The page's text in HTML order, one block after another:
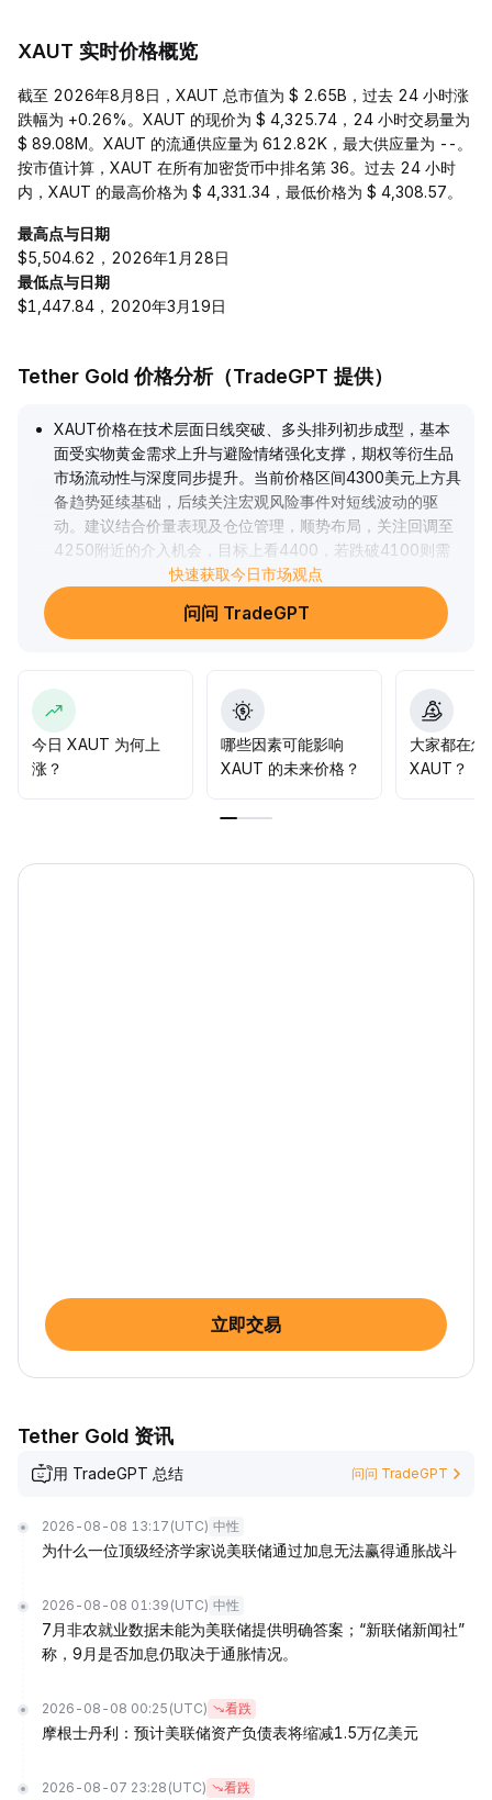
XAUT 实时价格概览
截至 2026年8月8日，XAUT 总市值为 $ 2.65B，过去 24 小时涨
跌幅为 +0.26%。XAUT 的现价为 $ 4,325.74，24 小时交易量为
$ 89.08M。XAUT 的流通供应量为 612.82K，最大供应量为 --。
按市值计算，XAUT 在所有加密货币中排名第 36。过去 24 小时
内，XAUT 的最高价格为 $ 4,331.34，最低价格为 $ 4,308.57。
最高点与日期
$5,504.62，2026年1月28日
最低点与日期
$1,447.84，2020年3月19日
Tether Gold 价格分析（TradeGPT 提供）
XAUT价格在技术层面日线突破、多头排列初步成型，基本
面受实物黄金需求上升与避险情绪强化支撑，期权等衍生品
市场流动性与深度同步提升。当前价格区间4300美元上方具
备趋势延续基础，后续关注宏观风险事件对短线波动的驱
动。建议结合价量表现及仓位管理，顺势布局，关注回调至
4250附近的介入机会，目标上看4400，若跌破4100则需
快速获取今日市场观点
问问 TradeGPT
今日 XAUT 为何上
涨？
哪些因素可能影响
XAUT 的未来价格？
大家都在怎
XAUT？
立即交易
Tether Gold 资讯
用 TradeGPT 总结 问问 TradeGPT
2026-08-08 13:17 (UTC) 中性
为什么一位顶级经济学家说美联储通过加息无法赢得通胀战斗
2026-08-08 01:39 (UTC) 中性
7月非农就业数据未能为美联储提供明确答案；“新联储新闻社”
称，9月是否加息仍取决于通胀情况。
2026-08-08 00:25 (UTC) 看跌
摩根士丹利：预计美联储资产负债表将缩减1.5万亿美元
2026-08-07 23:28 (UTC) 看跌